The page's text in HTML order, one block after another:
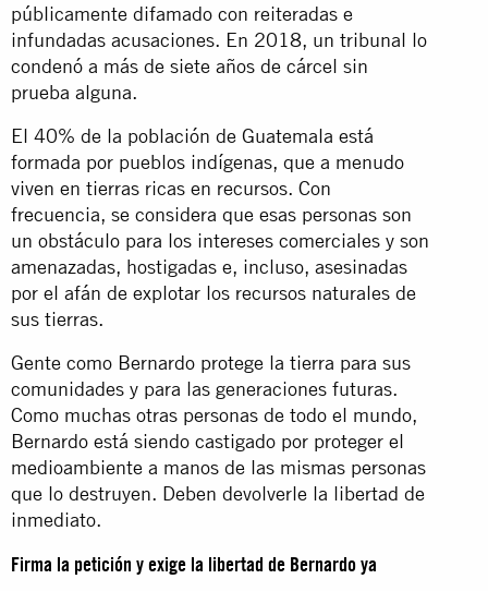
públicamente difamado con reiteradas e
infundadas acusaciones. En 2018, un tribunal lo
condenó a más de siete años de cárcel sin
prueba alguna.
El 40% de la población de Guatemala está
formada por pueblos indígenas, que a menudo
viven en tierras ricas en recursos. Con
frecuencia, se considera que esas personas son
un obstáculo para los intereses comerciales y son
amenazadas, hostigadas e, incluso, asesinadas
por el afán de explotar los recursos naturales de
sus tierras.
Gente como Bernardo protege la tierra para sus
comunidades y para las generaciones futuras.
Como muchas otras personas de todo el mundo,
Bernardo está siendo castigado por proteger el
medioambiente a manos de las mismas personas
que lo destruyen. Deben devolverle la libertad de
inmediato.
Firma la petición y exige la libertad de Bernardo ya